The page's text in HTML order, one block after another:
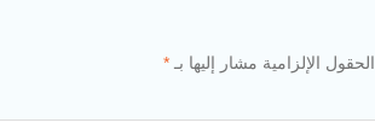
الحقول الإلزامية مشار إليها بـ *